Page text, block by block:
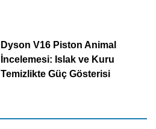
Dyson V16 Piston Animal
İncelemesi: Islak ve Kuru
Temizlikte Güç Gösterisi